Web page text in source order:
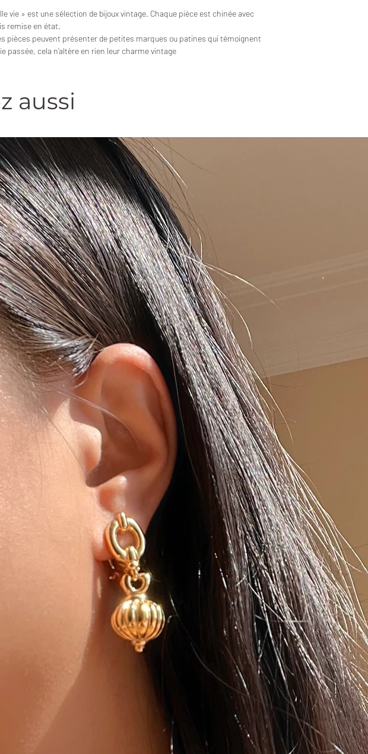
vie » est une sélection de bijoux vintage. Chaque pièce est chinée avec
remise en état.
pièces peuvent présenter de petites marques ou patines qui témoignent
passée, cela n’altère en rien leur charme vintage
aussi